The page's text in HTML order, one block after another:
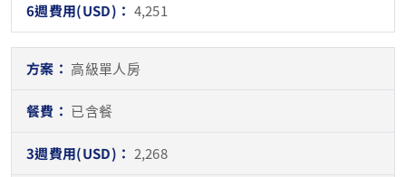
4,251
高級單人房
已含餐
2,268